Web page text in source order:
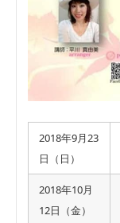
2018年9月23
日（日）
2018年10月
12日（金）